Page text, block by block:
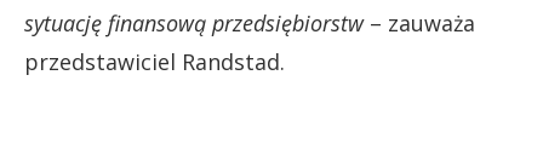
sytuację finansową przedsiębiorstw– zauważa
przedstawiciel Randstad.